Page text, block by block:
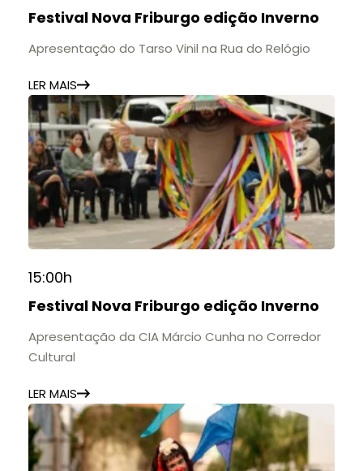
Festival Nova Friburgo edição Inverno
Apresentação do Tarso Vinil na Rua do Relógio
LER MAIS
15:00h
Festival Nova Friburgo edição Inverno
Apresentação da CIA Márcio Cunha no Corredor
Cultural
LER MAIS